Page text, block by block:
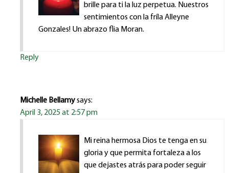
brille para ti la luz perpetua. Nuestros
sentimientos con la fríla Alleyne
Gonzales! Un abrazo flia Moran.
Reply
Michelle Bellamysays:
April 3, 2025 at 2:57 pm
Mi reina hermosa Dios te tenga en su
gloria y que permita fortaleza a los
que dejastes atrás para poder seguir